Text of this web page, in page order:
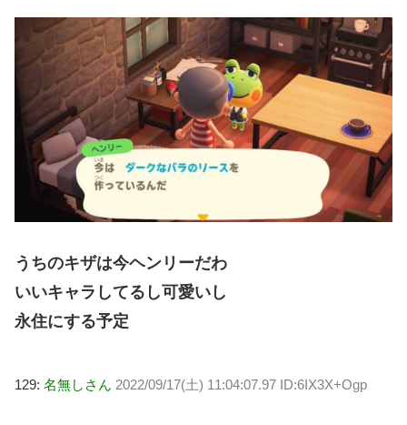
うちのキザは今ヘンリーだわ
いいキャラしてるし可愛いし
永住にする予定
129: 名無しさん 2022/09/17(土) 11:04:07.97 ID:6IX3X+Ogp